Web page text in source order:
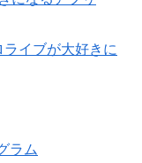
イブが大好きに
ラム